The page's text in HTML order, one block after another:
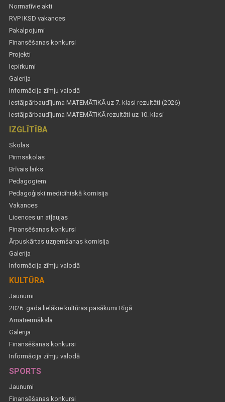
Normatīvie akti
RVP IKSD vakances
Pakalpojumi
Finansēšanas konkursi
Projekti
Iepirkumi
Galerija
Informācija zīmju valodā
Iestājpārbaudījuma MATEMĀTIKĀ uz 7. klasi rezultāti (2026)
Iestājpārbaudījuma MATEMĀTIKĀ rezultāti uz 10. klasi
IZGLĪTĪBA
Skolas
Pirmsskolas
Brīvais laiks
Pedagogiem
Pedagoģiski medicīniskā komisija
Vakances
Licences un atļaujas
Finansēšanas konkursi
Ārpuskārtas uzņemšanas komisija
Galerija
Informācija zīmju valodā
KULTŪRA
Jaunumi
2026. gada lielākie kultūras pasākumi Rīgā
Amatiermāksla
Galerija
Finansēšanas konkursi
Informācija zīmju valodā
SPORTS
Jaunumi
Finansēšanas konkursi